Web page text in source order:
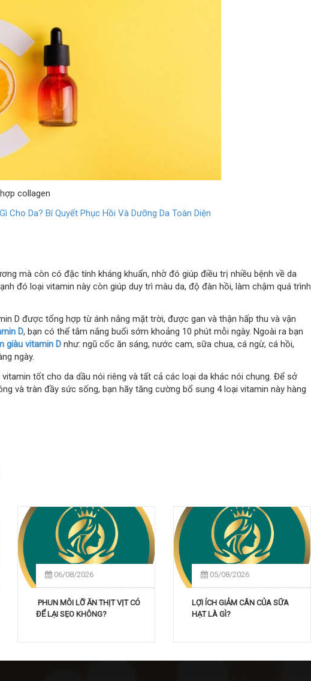
collagen
Cho Da? Bí Quyết Phục Hồi Và Dưỡng Da Toàn Diện
mà còn có đặc tính kháng khuẩn, nhờ đó giúp điều trị nhiều bệnh về da
đó loại vitamin này còn giúp duy trì màu da, độ đàn hồi, làm chậm quá trình
D được tổng hợp từ ánh nắng mặt trời, được gan và thận hấp thu và vận
D, bạn có thể tắm nắng buổi sớm khoảng 10 phút mỗi ngày. Ngoài ra bạn
giàu vitamin D như: ngũ cốc ăn sáng, nước cam, sữa chua, cá ngừ, cá hồi,
ngày.
tốt cho da dầu nói riêng và tất cả các loại da khác nói chung. Để sở
và tràn đầy sức sống, bạn hãy tăng cường bổ sung 4 loại vitamin này hàng
06/08/2026
PHUN MÔI LỠ ĂN THỊT VỊT CÓ
ĐỂ LẠI SẸO KHÔNG?
05/08/2026
LỢI ÍCH GIẢM CÂN CỦA SỮA
HẠT LÀ GÌ?